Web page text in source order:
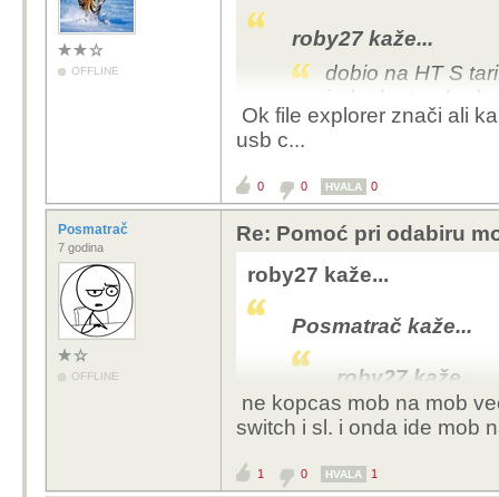
OFFLINE
roby27 kaže...
dobio na HT S
jednokratno
Gdrive
jel postoji kakav
uparivanje NFC
Zove se file
notifikacijama
nesto i pojavit ce ti
Ok file explorer znači ali
usb c...
0 0 HVALA 0
Posmatrač
7 godina
OFFLINE
Re: Pomoć pri odabiru
roby27 kaže...
Posmatrač kaže...
roby27 kaže...
dobio na HT
40 eura
ne kopcas mob na mob
switch i sl. i onda ide mob
1 0 HVALA 1